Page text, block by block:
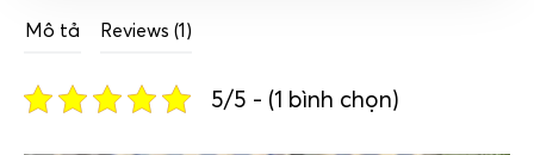
Mô tả Reviews (1)
5/5 - (1 bình chọn)